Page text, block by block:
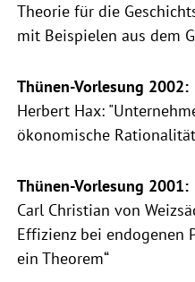
Theorie für die
mit Beispielen aus dem
Thünen-Vorlesung 2002:
Herbert Hax:
ökonomische
Thünen-Vorlesung 2001:
Carl Christian von
Effizienz bei
ein Theorem“